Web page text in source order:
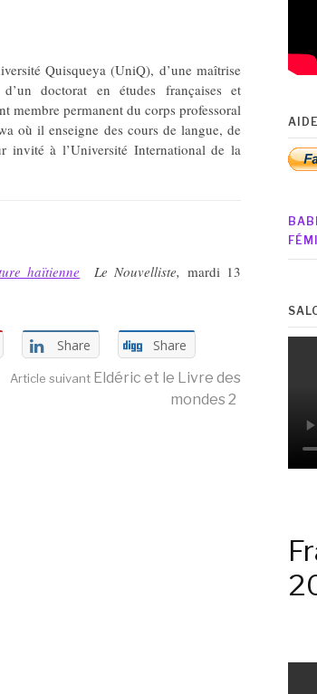
Quisqueya (UniQ), d’une maîtrise
doctorat en études françaises et
membre permanent du corps professoral
où il enseigne des cours de langue, de
invité à l’Université International de la
haïtienne Le Nouvelliste, mardi 13
Share Share
Article suivant Eldéric et le Livre des
mondes 2